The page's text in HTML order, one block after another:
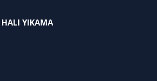
HALI YIKAMA